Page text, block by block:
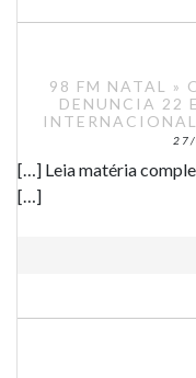
98 FM NATAL »
DENUNCIA 22
[…] Leia matéria
[…]